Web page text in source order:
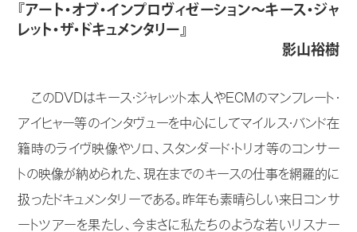
『アート・オブ・インプロヴィゼーション〜キース・ジャ
レット・ザ・ドキュメンタリー』
影山裕樹
このDVDはキース・ジャレット本人やECMのマンフレート・
アイヒャー等のインタヴューを中心にしてマイルス・バンド在
籍時のライヴ映像やソロ、スタンダード・トリオ等のコンサー
トの映像が納められた、現在までのキースの仕事を網羅的に
扱ったドキュメンタリーである。昨年も素晴らしい来日コンサ
ートツアーを果たし、今まさに私たちのような若いリスナー